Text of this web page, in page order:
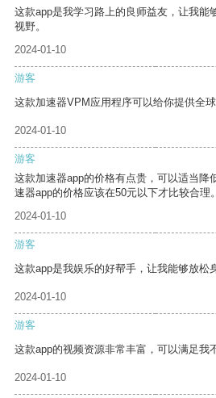
这款app是我学习路上的良师益友，让我能
视野。
2024-01-10
游客
这款加速器VPM应用程序可以给你提供全
2024-01-10
游客
这款加速器app的价格有点贵，可以适当降
速器app的价格应该在50元以下才比较合理。
2024-01-10
游客
这款app是我娱乐的好帮手，让我能够放松
2024-01-10
游客
这款app的视频资源非常丰富，可以满足我
2024-01-10